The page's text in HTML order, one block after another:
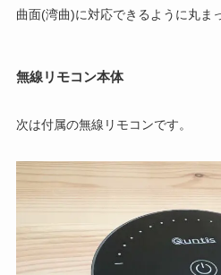
曲面(湾曲)に対応できるように丸ま
無線リモコン本体
次は付属の無線リモコンです。